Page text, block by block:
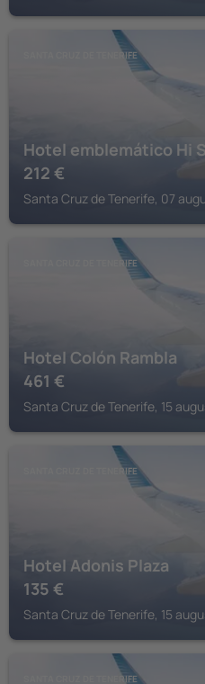
SANTA CRUZ DE TENERIFE
Hotel emblemático Hi
212 €
Santa Cruz de Tenerife, 07
SANTA CRUZ DE TENERIFE
Hotel Colón Rambla
461 €
Santa Cruz de Tenerife, 15
SANTA CRUZ DE TENERIFE
Hotel Adonis Plaza
135 €
Santa Cruz de Tenerife, 15
SANTA CRUZ DE TENERIFE